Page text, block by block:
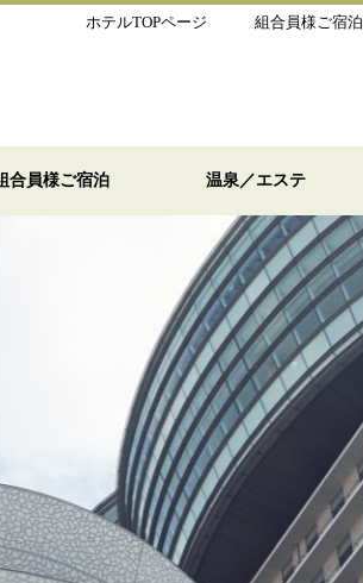
ホテルTOPページ 組合員様ご宿泊
合員様ご宿泊 温泉／エステ